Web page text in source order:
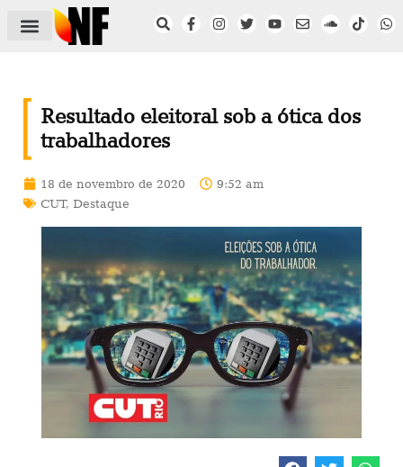
Resultado eleitoral sob a ótica dos
trabalhadores
18 de novembro de 2020
9:52 am
CUT, Destaque